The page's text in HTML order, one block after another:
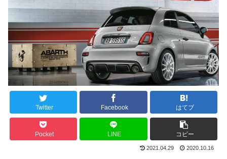
Twitter Facebook はてブ
Pocket LINE コピー
2021.04.29 2020.10.16